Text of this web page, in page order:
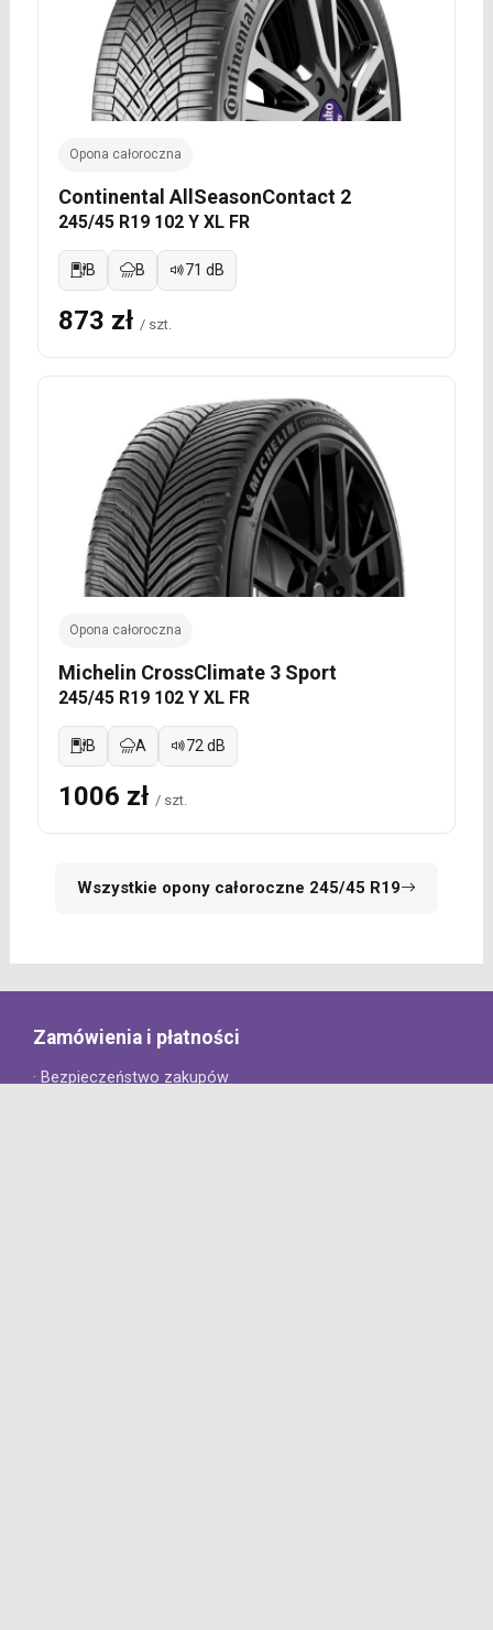
Opona całoroczna
Continental AllSeasonContact 2
245/45 R19 102 Y XL FR
B B 71 dB
873 zł / szt.
Opona całoroczna
Michelin CrossClimate 3 Sport
245/45 R19 102 Y XL FR
B A 72 dB
1006 zł / szt.
Wszystkie opony całoroczne 245/45 R19
Zamówienia i płatności
· Bezpieczeństwo zakupów